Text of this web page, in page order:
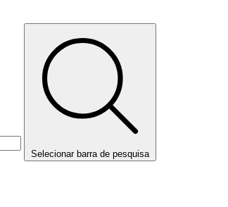
Selecionar barra de pesquisa